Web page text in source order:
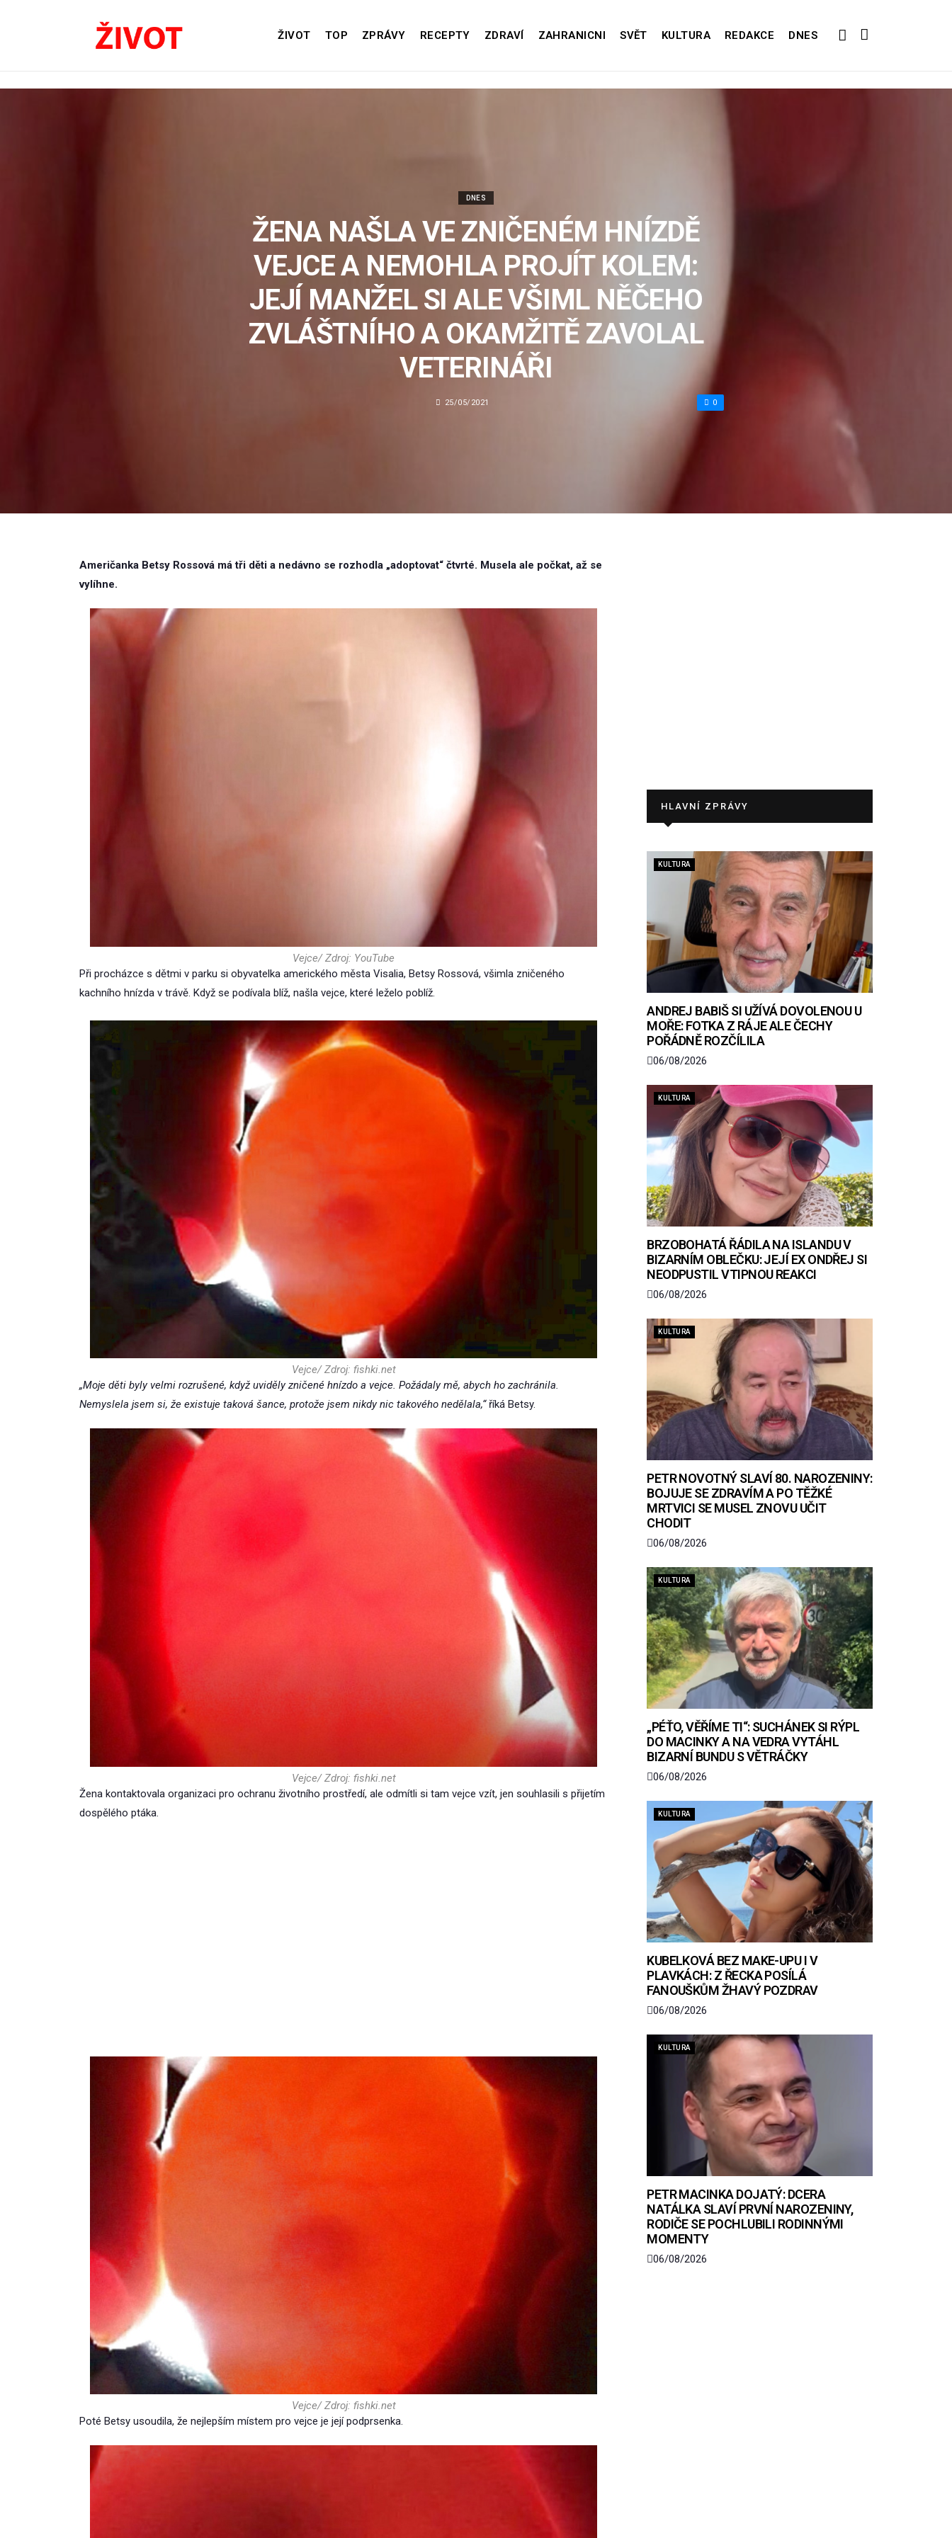
ŽIVOT TOP ZPRÁVY RECEPTY ZDRAVÍ ZAHRANICNI SVĚT KULTURA REDAKCE DNES
DNES
ŽENA NAŠLA VE ZNIČENÉM HNÍZDĚ
VEJCE A NEMOHLA PROJÍT KOLEM:
JEJÍ MANŽEL SI ALE VŠIML NĚČEHO
ZVLÁŠTNÍHO A OKAMŽITĚ ZAVOLAL
VETERINÁŘI
25/05/2021 0
Američanka Betsy Rossová má tři děti a nedávno se rozhodla „adoptovat“ čtvrté. Musela ale počkat, až se
vylíhne.
Vejce/ Zdroj: YouTube
Při procházce s dětmi v parku si obyvatelka amerického města Visalia, Betsy Rossová, všimla zničeného
kachního hnízda v trávě. Když se podívala blíž, našla vejce, které leželo poblíž.
Vejce/ Zdroj: fishki.net
„Moje děti byly velmi rozrušené, když uviděly zničené hnízdo a vejce. Požádaly mě, abych ho zachránila.
Nemyslela jsem si, že existuje taková šance, protože jsem nikdy nic takového nedělala,“říká Betsy.
Vejce/ Zdroj: fishki.net
Žena kontaktovala organizaci pro ochranu životního prostředí, ale odmítli si tam vejce vzít, jen souhlasili s přijetím
dospělého ptáka.
Vejce/ Zdroj: fishki.net
Poté Betsy usoudila, že nejlepším místem pro vejce je její podprsenka.
HLAVNÍ ZPRÁVY
KULTURA
ANDREJ BABIŠ SI UŽÍVÁ DOVOLENOU U
MOŘE: FOTKA Z RÁJE ALE ČECHY
POŘÁDNĚ ROZČÍLILA
06/08/2026
KULTURA
BRZOBOHATÁ ŘÁDILA NA ISLANDU V
BIZARNÍM OBLEČKU: JEJÍ EX ONDŘEJ SI
NEODPUSTIL VTIPNOU REAKCI
06/08/2026
KULTURA
PETR NOVOTNÝ SLAVÍ 80. NAROZENINY:
BOJUJE SE ZDRAVÍM A PO TĚŽKÉ
MRTVICI SE MUSEL ZNOVU UČIT
CHODIT
06/08/2026
KULTURA
„PÉŤO, VĚŘÍME TI“: SUCHÁNEK SI RÝPL
DO MACINKY A NA VEDRA VYTÁHL
BIZARNÍ BUNDU S VĚTRÁČKY
06/08/2026
KULTURA
KUBELKOVÁ BEZ MAKE-UPU I V
PLAVKÁCH: Z ŘECKA POSÍLÁ
FANOUŠKŮM ŽHAVÝ POZDRAV
06/08/2026
KULTURA
PETR MACINKA DOJATÝ: DCERA
NATÁLKA SLAVÍ PRVNÍ NAROZENINY,
RODIČE SE POCHLUBILI RODINNÝMI
MOMENTY
06/08/2026